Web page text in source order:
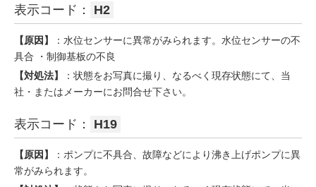
表示コード： H2
【原因】
：水位センサーに異常がみられます。水位センサーの不
具合 ・制御基板の不良
【対処法】
：状態をお写真に撮り、なるべく現存状態にて、当
社・またはメーカーにお問合せ下さい。
表示コード： H19
【原因】
：ポンプに不具合、故障などにより沸き上げポンプに異
常がみられます。